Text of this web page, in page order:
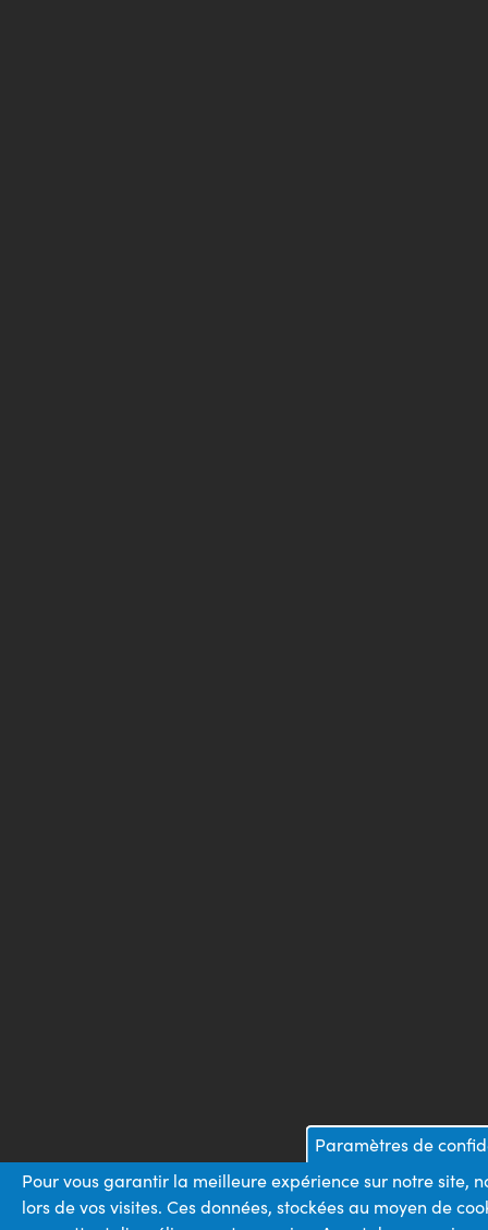
Paramètres de
Pour vous garantir la meilleure expérience sur notre site,
lors de vos visites. Ces données, stockées au moyen de